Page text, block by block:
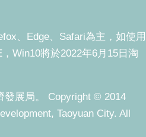
、Edge、Safari為主，如使用
Win10將於2022年6月15日淘
展局。 Copyright © 2014
Taoyuan City. All